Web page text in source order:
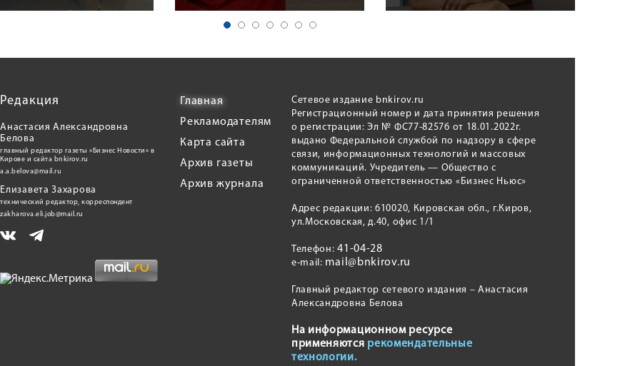
Редакция
Анастасия Александровна
Белова
главный редактор газеты «Бизнес Новости» в
Кирове и сайта bnkirov.ru
a.a.belova@mail.ru
Елизавета Захарова
технический редактор, корреспондент
zakharova.eli.job@mail.ru
Главная
Рекламодателям
Карта сайта
Архив газеты
Архив журнала
Сетевое издание bnkirov.ru
Регистрационный номер и дата принятия решения
о регистрации: Эл № ФС77-82576 от 18.01.2022г.
выдано Федеральной службой по надзору в сфере
связи, информационных технологий и массовых
коммуникаций. Учредитель — Общество с
ограниченной ответственностью «Бизнес Ньюс»
Адрес редакции: 610020, Кировская обл., г.Киров,
ул.Московская, д.40, офис 1/1
Телефон:41-04-28
e-mail: mail@bnkirov.ru
Главный редактор сетевого издания – Анастасия
Александровна Белова
На информационном ресурсе
применяются рекомендательные
технологии.